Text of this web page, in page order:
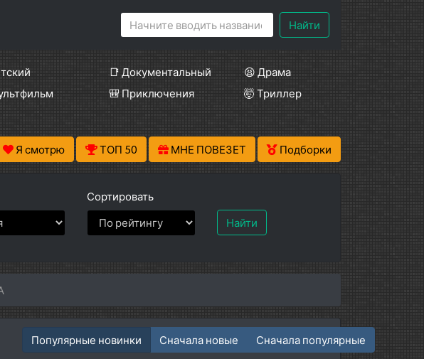
Найти
📑 Документальный
😫 Драма
🎒 Приключения
🤯 Триллер
Я смотрю ТОП 50 МНЕ ПОВЕЗЕТ Подборки
Сортировать
Найти
Популярные новинки Сначала новые Сначала популярные